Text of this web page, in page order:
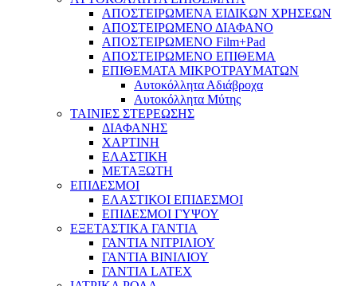
ΑΠΟΣΤΕΙΡΩΜΕΝΑ ΕΙΔΙΚΩΝ ΧΡΗΣΕΩΝ
ΑΠΟΣΤΕΙΡΩΜΕΝΟ ΔΙΑΦΑΝΟ
ΑΠΟΣΤΕΙΡΩΜΕΝΟ Film+Pad
ΑΠΟΣΤΕΙΡΩΜΕΝΟ ΕΠΙΘΕΜΑ
ΕΠΙΘΕΜΑΤΑ ΜΙΚΡΟΤΡΑΥΜΑΤΩΝ
Αυτοκόλλητα Αδιάβροχα
Αυτοκόλλητα Μύτης
ΤΑΙΝΙΕΣ ΣΤΕΡΕΩΣΗΣ
ΔΙΑΦΑΝΗΣ
ΧΑΡΤΙΝΗ
ΕΛΑΣΤΙΚΗ
ΜΕΤΑΞΩΤΗ
ΕΠΙΔΕΣΜΟΙ
ΕΛΑΣΤΙΚΟΙ ΕΠΙΔΕΣΜΟΙ
ΕΠΙΔΕΣΜΟΙ ΓΥΨΟΥ
ΕΞΕΤΑΣΤΙΚΑ ΓΑΝΤΙΑ
ΓΑΝΤΙΑ ΝΙΤΡΙΛΙΟΥ
ΓΑΝΤΙΑ ΒΙΝΙΛΙΟΥ
ΓΑΝΤΙΑ LATEX